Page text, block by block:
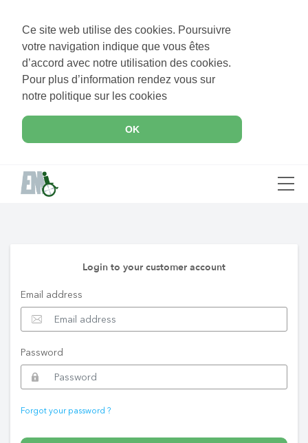
Ce site web utilise des cookies. Poursuivre
votre navigation indique que vous êtes
d’accord avec notre utilisation des cookies.
Pour plus d’information rendez vous sur
notre politique sur les cookies
OK
Login to your customer account
Email address
Password
Forgot your password ?